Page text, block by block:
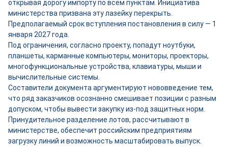
открывая дорогу импорту по всем пунктам. Инициатива
министерства призвана эту лазейку перекрыть.
Предполагаемый срок вступления постановления в силу — 1
января 2027 года.
Под ограничения, согласно проекту, попадут ноутбуки,
планшеты, карманные компьютеры, мониторы, проекторы,
многофункциональные устройства, клавиатуры, мыши и
вычислительные системы.
Составители документа аргументируют нововведение тем,
что ряд заказчиков осознанно смешивает позиции с разным
допуском, чтобы вывести закупку из-под защитных норм.
Принудительное разделение лотов, рассчитывают в
министерстве, обеспечит российским предприятиям
загрузку линий и возможность масштабировать выпуск.